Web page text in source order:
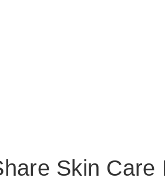
Skin Care